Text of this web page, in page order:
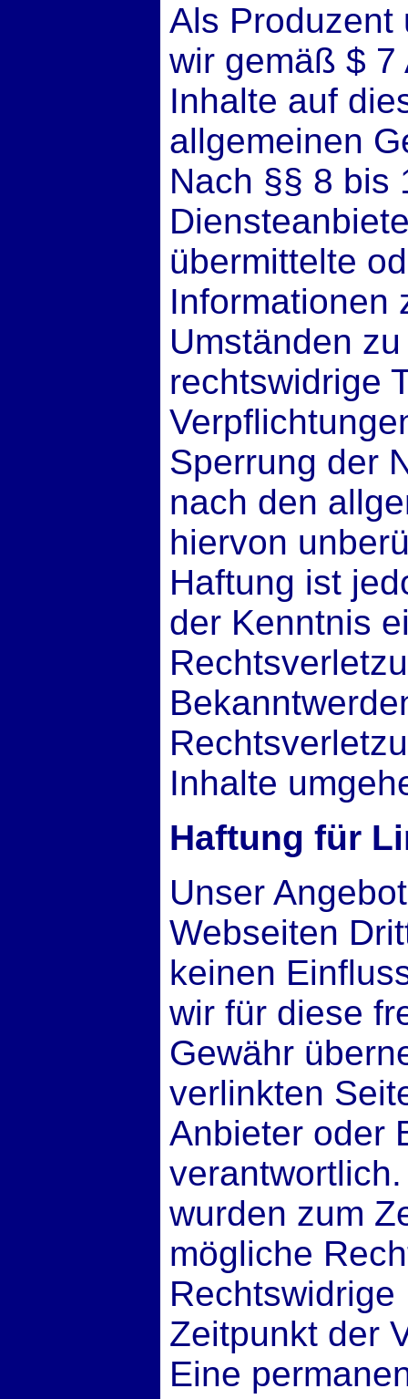
Als Produzent
wir gemäß $ 7
Inhalte auf
allgemeinen
Nach §§ 8 bis
übermittelte
Informationen
Umständen
rechtswidrige
Sperrung der
nach den
hiervon
Haftung ist
der Kenntnis
Inhalte
Haftung für
Unser
Webseiten
keinen
wir für diese
Gewähr
verlinkten
Anbieter oder
wurden zum
mögliche
Zeitpunkt der
Eine